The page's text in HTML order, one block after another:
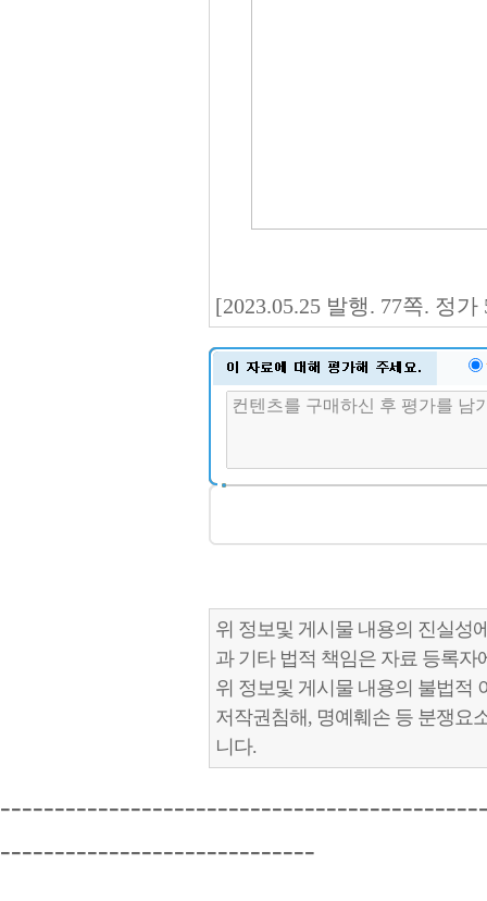
[2023.05.25 발행. 77쪽. 정
위 정보및 게시물 내용의 진실성
과 기타 법적 책임은 자료 등록자
위 정보및 게시물 내용의 불법적
저작권침해, 명예훼손 등 분쟁요
니다.
-----------------------------